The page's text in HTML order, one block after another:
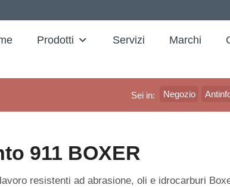
Prodotti Servizi Marchi
Sei in: Negozio
911 BOXER
resistenti ad abrasione, oli e idrocarburi